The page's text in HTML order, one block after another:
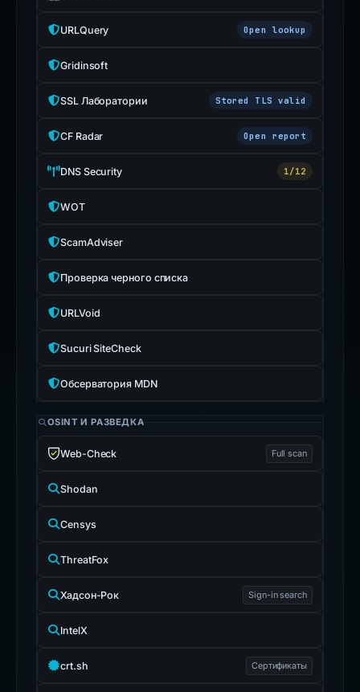
URLQuery Open lookup
Gridinsoft
SSL Лаборатории Stored TLS valid
CF Radar Open report
DNS Security 1/12
WOT
ScamAdviser
Проверка черного списка
URLVoid
Sucuri SiteCheck
Обсерватория MDN
OSINT И РАЗВЕДКА
Web-Check Full scan
Shodan
Censys
ThreatFox
Хадсон-Рок Sign-in search
IntelX
crt.sh Сертификаты